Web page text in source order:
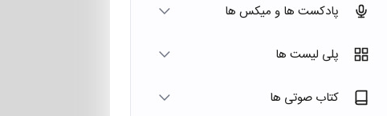
پادکست ها و میکس ها
پلی لیست ها
کتاب صوتی ها